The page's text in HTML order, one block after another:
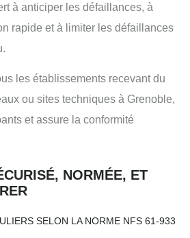
à anticiper les défaillances, à
rapide et à limiter les défaillances
les établissements recevant du
ou sites techniques à Grenoble,
et assure la conformité
NORMÉE, ET
SELON LA NORME NFS 61-933